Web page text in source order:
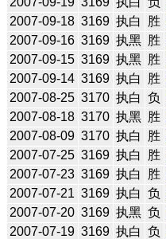
2007-09-18 3169 执白 胜
2007-09-16 3169 执黑 胜
2007-09-15 3169 执黑 胜
2007-09-14 3169 执白 胜
2007-08-25 3170 执白 负
2007-08-18 3170 执黑 胜
2007-08-09 3170 执白 胜
2007-07-25 3169 执白 胜
2007-07-23 3169 执白 胜
2007-07-21 3169 执白 负
2007-07-20 3169 执黑 负
2007-07-19 3169 执白 负